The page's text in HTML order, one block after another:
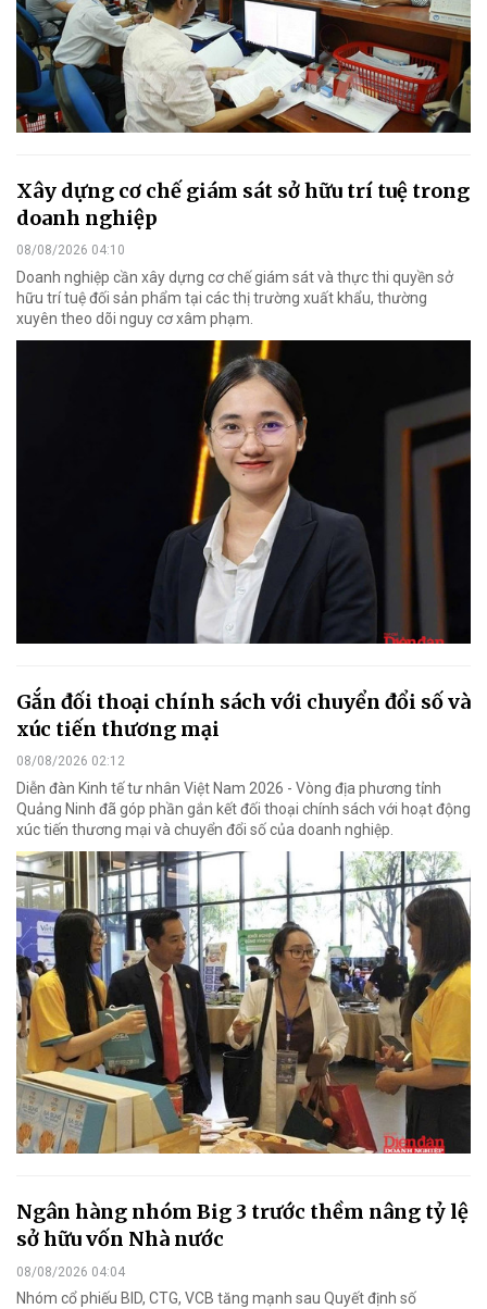
Xây dựng cơ chế giám sát sở hữu trí tuệ trong
doanh nghiệp
08/08/2026 04:10
Doanh nghiệp cần xây dựng cơ chế giám sát và thực thi quyền sở
hữu trí tuệ đối sản phẩm tại các thị trường xuất khẩu, thường
xuyên theo dõi nguy cơ xâm phạm.
Gắn đối thoại chính sách với chuyển đổi số và
xúc tiến thương mại
08/08/2026 02:12
Diễn đàn Kinh tế tư nhân Việt Nam 2026 - Vòng địa phương tỉnh
Quảng Ninh đã góp phần gắn kết đối thoại chính sách với hoạt động
xúc tiến thương mại và chuyển đổi số của doanh nghiệp.
Ngân hàng nhóm Big 3 trước thềm nâng tỷ lệ
sở hữu vốn Nhà nước
08/08/2026 04:04
Nhóm cổ phiếu BID, CTG, VCB tăng mạnh sau Quyết định số